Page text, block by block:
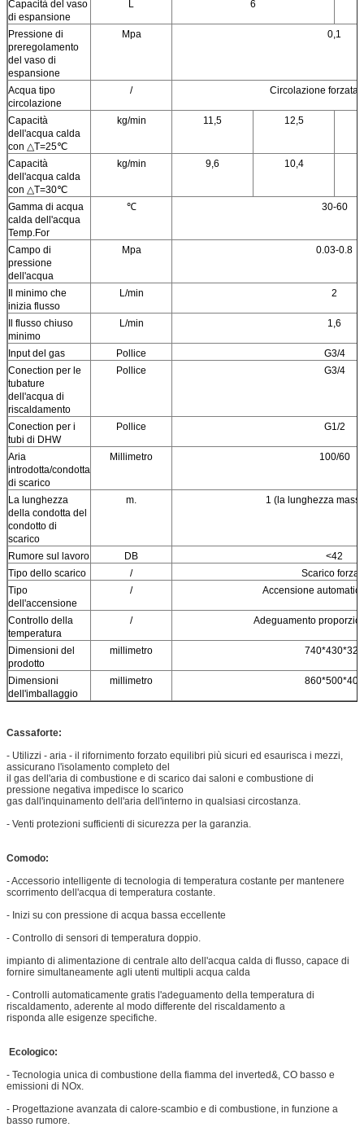
Capacità del vaso
di espansione
L 6
Pressione di
preregolamento
del vaso di
espansione
Mpa 0,1
Acqua tipo
circolazione
/ Circolazione forzata
Capacità
dell'acqua calda
con △T=25℃
kg/min 11,5 12,5
Capacità
dell'acqua calda
con △T=30℃
kg/min 9,6 10,4
Gamma di acqua
calda dell'acqua
Temp.For
℃ 30-60
Campo di
pressione
dell'acqua
Mpa 0.03-0.8
Il minimo che
inizia flusso
L/min 2
Il flusso chiuso
minimo
L/min 1,6
Input del gas Pollice
G3/4
Conection per le
tubature
dell'acqua di
riscaldamento
Pollice G3/4
Conection per i
tubi di DHW
Pollice G1/2
Aria
introdotta/condotta
di scarico
Millimetro 100/60
La lunghezza
della condotta del
condotto di
scarico
m. 1 (la lunghezza
Rumore sul lavoro DB
<42
Tipo dello scarico
/
Scarico
Tipo
dell'accensione
/ Accensione
Controllo della
temperatura
/ Adeguamento
Dimensioni del
prodotto
millimetro 740*430*320
Dimensioni
dell'imballaggio
millimetro 860*500*400
Cassaforte:
- Utilizzi - aria - il rifornimento forzato equilibri più sicuri ed esaurisca i mezzi,
assicurano l'isolamento completo del
il gas dell'aria di combustione e di scarico dai saloni e combustione di
pressione negativa impedisce lo scarico
gas dall'inquinamento dell'aria dell'interno in qualsiasi circostanza.
- Venti protezioni sufficienti di sicurezza per la garanzia.
Comodo:
- Accessorio intelligente di tecnologia di temperatura costante per mantenere
scorrimento dell'acqua di temperatura costante.
- Inizi su con pressione di acqua bassa eccellente
- Controllo di sensori di temperatura doppio.
impianto di alimentazione di centrale alto dell'acqua calda di flusso, capace di
fornire simultaneamente agli utenti multipli acqua calda
- Controlli automaticamente gratis l'adeguamento della temperatura di
riscaldamento, aderente al modo differente del riscaldamento a
risponda alle esigenze specifiche.
Ecologico:
- Tecnologia unica di combustione della fiamma del inverted&, CO basso e
emissioni di NOx.
- Progettazione avanzata di calore-scambio e di combustione, in funzione a
basso rumore.